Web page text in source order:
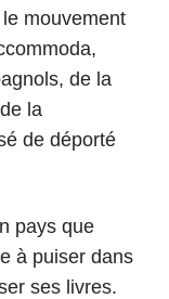
mouvement
de la
la
de déporté
pays que
à puiser dans
ses livres.